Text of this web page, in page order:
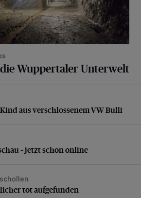
Wuppertaler Unterwelt
aus verschlossenem VW Bulli
aus verschlossenem VW Bulli
– jetzt schon online
– jetzt schon online
tot aufgefunden
tot aufgefunden